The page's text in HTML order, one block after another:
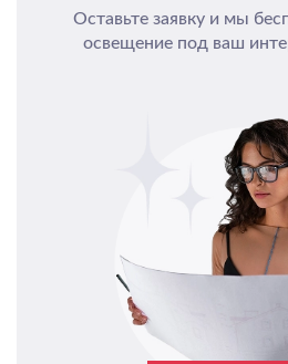
Оставьте заявку и мы
освещение под ваш